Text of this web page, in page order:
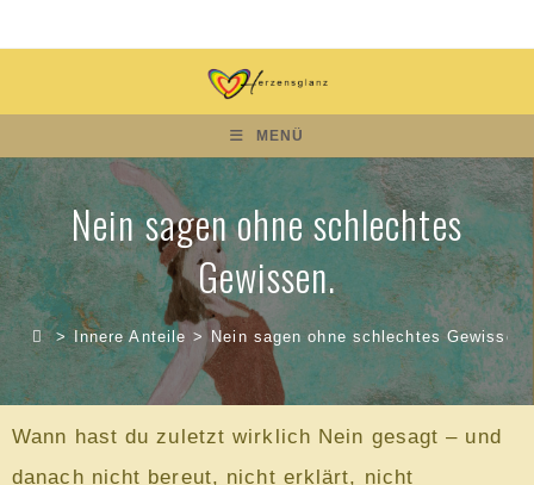
MENÜ
Nein sagen ohne schlechtes
Gewissen.
> Innere Anteile > Nein sagen ohne schlechtes Gewissen.
Wann hast du zuletzt wirklich Nein gesagt – und
danach nicht bereut, nicht erklärt, nicht